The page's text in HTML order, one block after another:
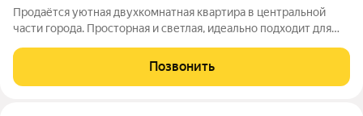
Продаётся уютная двухкомнатная квартира в центральной
части города. Просторная и светлая, идеально подходит для
качественному ремонту. Окна выходят во двор, обеспечивая
тишину и спокойствие. Во
Позвонить